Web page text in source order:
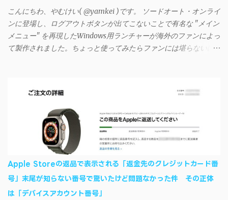
すれば完了 一度この手順を施せば、言語設定は日本語に戻して
もOKだ。これでWi-Fiを使った同期機能が使えるようになる。USB
接続による同期については、アプリに根本的な不具合が発生して
おり、現時点で使えないようだ。諦めよう。 今回の不具合につ
iSyncrを活用することで、Androidデバイスでもレート機能や再生
ートフォンに移行したい場合に役立つはずだ。
こんにちわ、やむけい( @yamkei )です。 ソードオート・オンライ
ンに登場し、ログアウトボタンが出てこないことで有名な "メイン
メニュー" を再現したWindows用ランチャーが海外のファンによっ
て製作されました。ちょっと使ってみたらファンには堪らないほ
す・・・。カッコイイ！！ 開発ページ（英語） gpbeta.com - The
SAO Utilities Project – development log インストール（導入）手順
1. 開発ページ のDownloadsの項目から自分のOSにあったファイル
をダウンロードする。 Windows（Windows2000, XP, Vista, Win7,
Win8）に対応です。 （ ◆自分のパソコンが 32 ビット版か 64 ビッ
ト版かを確認したい ） 2.ダウンロードしたファイルを解凍後、
（自分はProgram Filesの中に移動させちゃいました）フォルダの
中にある SAO Utils.exe を実行。 3.アップデートがある場合は起動
時に知らせてくれるので、パッチをダウンロードしましょう。 ダ
Apple Storeの返品で表示される「返金先のクレジットカード番
号」末尾が知らない番号で驚いたけど問題なかった件 その正体
は「デバイスアカウント番号」